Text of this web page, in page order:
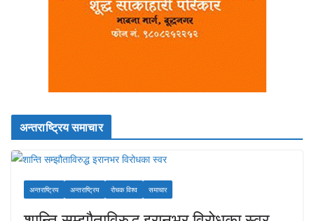
अन्तराष्ट्रिय समाचार
अन्तराष्ट्रिय अन्तराष्ट्रिय रोचक विश्व समाचार